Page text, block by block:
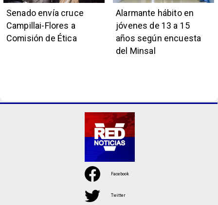
Senado envía cruce
Campillai-Flores a
Comisión de Ética
Alarmante hábito en
jóvenes de 13 a 15
años según encuesta
del Minsal
Facebook
Twitter